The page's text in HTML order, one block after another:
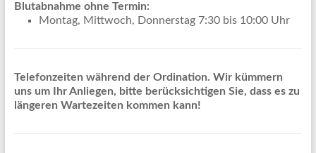
Blutabnahme ohne Termin:
Montag, Mittwoch, Donnerstag 7:30 bis 10:00 Uhr
Telefonzeiten während der Ordination. Wir kümmern
uns um Ihr Anliegen, bitte berücksichtigen Sie, dass es zu
längeren Wartezeiten kommen kann!